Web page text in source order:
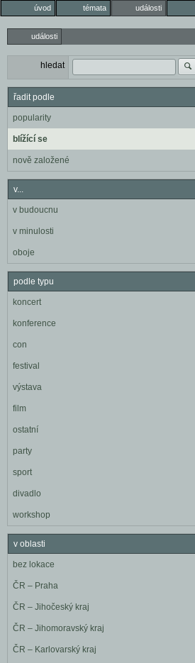
úvod témata události
události
hledat
řadit podle
popularity
blížící se
nově založené
v...
v budoucnu
v minulosti
oboje
podle typu
koncert
konference
con
festival
výstava
film
ostatní
party
sport
divadlo
workshop
v oblasti
bez lokace
ČR – Praha
ČR – Jihočeský kraj
ČR – Jihomoravský kraj
ČR – Karlovarský kraj